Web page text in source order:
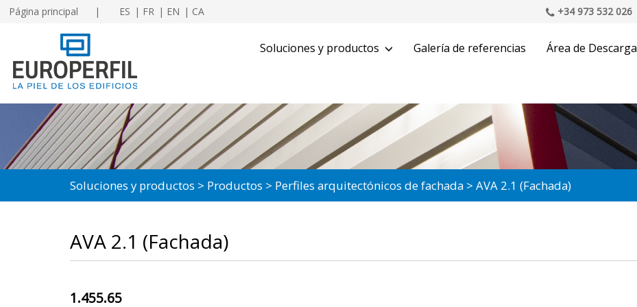
Página principal ES FR EN CA +34 973 532 026
Soluciones y productos Galería de referencias Área de Descarga
Soluciones y productos Productos Perfiles arquitectónicos de fachada AVA 2.1 (Fachada)
AVA 2.1 (Fachada)
1.455.65